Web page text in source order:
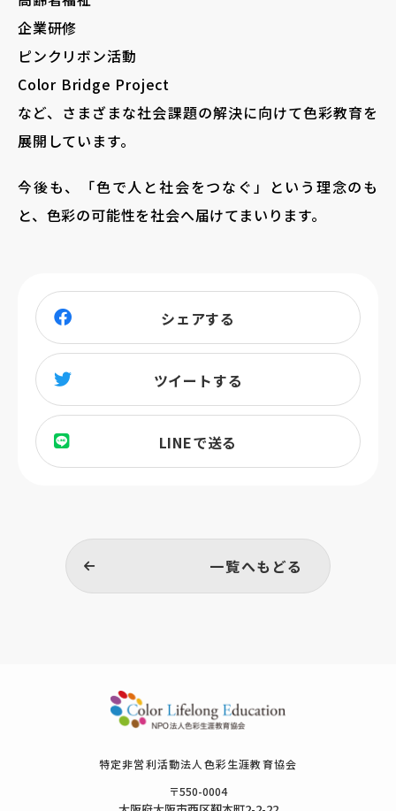
企業研修
ピンクリボン活動
Color Bridge Project
など、さまざまな社会課題の解決に向けて色彩教育を
展開しています。
今後も、「色で人と社会をつなぐ」という理念のも
と、色彩の可能性を社会へ届けてまいります。
シェアする
ツイートする
LINEで送る
一覧へもどる
特定⾮営利活動法⼈⾊彩⽣涯教育協会
〒550-0004